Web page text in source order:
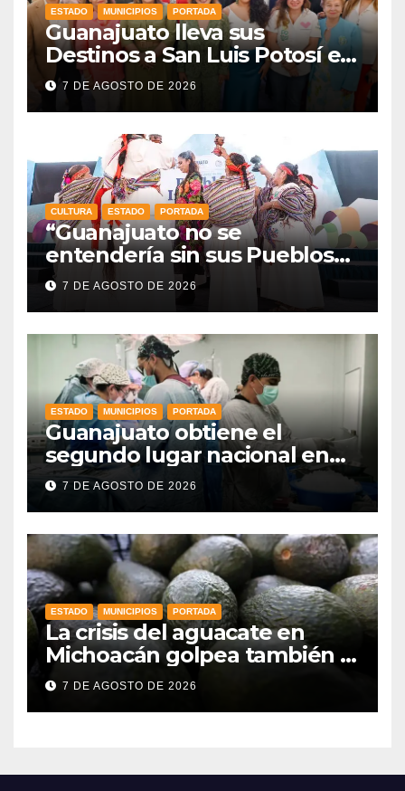
ESTADO MUNICIPIOS PORTADA
Guanajuato lleva sus
Destinos a San Luis Potosí en
vísperas de la FENAPO
7 DE AGOSTO DE 2026
CULTURA ESTADO PORTADA
“Guanajuato no se
entendería sin sus Pueblos
Indígenas”: Libia Dennise
fortalece el orgullo del
7 DE AGOSTO DE 2026
ESTADO MUNICIPIOS PORTADA
Guanajuato obtiene el
segundo lugar nacional en
procuración de órganos
7 DE AGOSTO DE 2026
ESTADO MUNICIPIOS PORTADA
La crisis del aguacate en
Michoacán golpea también a
productores de Guanajuato
7 DE AGOSTO DE 2026